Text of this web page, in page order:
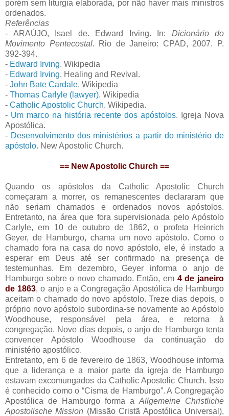
porém sem liturgia elaborada, por não haver mais ministros
ordenados.
Referências
- ARAÚJO, Isael de. Edward Irving. In: Dicionário do
Movimento Pentecostal. Rio de Janeiro: CPAD, 2007. P.
392-394.
- Edward Irving. Wikipedia
- Edward Irving. Healing and Revival.
- John Bate Cardale. Wikipedia
- Thomas Carlyle (lawyer). Wikipedia
- Catholic Apostolic Church. Wikipedia.
- Um marco na história recente dos apóstolos. Igreja Nova
Apostólica.
- Desenvolvimento dos ministérios a partir do ministério de
apóstolo. New Apostolic Church.
== New Apostolic Church ==
Quando os apóstolos da Catholic Apostolic Church
começaram a morrer, os remanescentes declararam que
não seriam chamados e ordenados novos apóstolos.
Entretanto, na área que fora supervisionada pelo Apóstolo
Carlyle, em 10 de outubro de 1862, o profeta Heinrich
Geyer, de Hamburgo, chama um novo apóstolo. Como o
chamado fora na casa do novo apóstolo, ele, é instado a
esperar em Deus até ser confirmado na presença de
testemunhas. Em dezembro, Geyer informa o anjo de
Hamburgo sobre o novo chamado. Então, em 4 de janeiro
de 1863, o anjo e a Congregação Apostólica de Hamburgo
aceitam o chamado do novo apóstolo. Treze dias depois, o
próprio novo apóstolo subordina-se novamente ao Apóstolo
Woodhouse, responsável pela área, e retorna à
congregação. Nove dias depois, o anjo de Hamburgo tenta
convencer Apóstolo Woodhouse da continuação do
ministério apostólico.
Entretanto, em 6 de fevereiro de 1863, Woodhouse informa
que a liderança e a maior parte da igreja de Hamburgo
estavam excomungados da Catholic Apostolic Church. Isso
é conhecido como o “Cisma de Hamburgo”. A Congregação
Apostólica de Hamburgo forma a Allgemeine Christliche
Apostolische Mission (Missão Cristã Apostólica Universal),